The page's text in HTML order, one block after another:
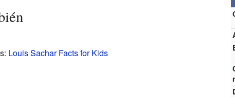
Louis Sachar Facts for Kids